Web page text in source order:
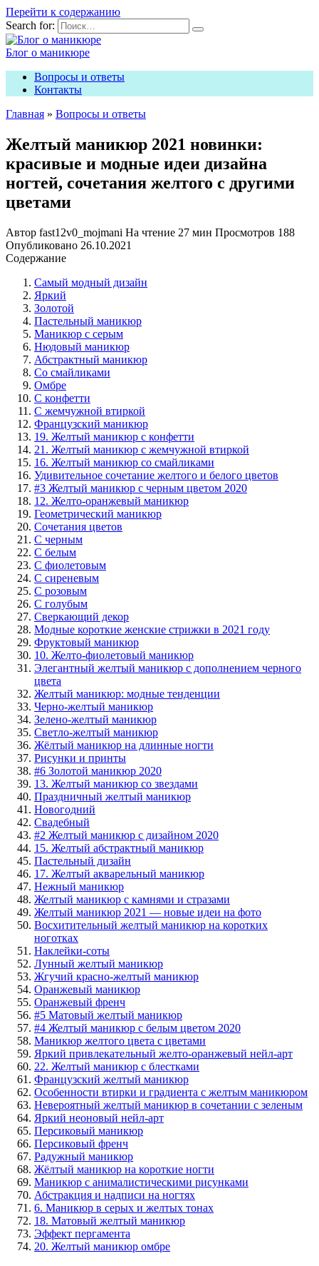
Перейти к содержанию
Search for:
Блог о маникюре
Вопросы и ответы
Контакты
Главная » Вопросы и ответы
Желтый маникюр 2021 новинки:
красивые и модные идеи дизайна
ногтей, сочетания желтого с другими
цветами
Автор fast12v0_mojmani На чтение 27 мин Просмотров 188
Опубликовано 26.10.2021
Содержание
Самый модный дизайн
Яркий
Золотой
Пастельный маникюр
Маникюр с серым
Нюдовый маникюр
Абстрактный маникюр
Со смайликами
Омбре
С конфетти
С жемчужной втиркой
Французский маникюр
19. Желтый маникюр с конфетти
21. Желтый маникюр с жемчужной втиркой
16. Желтый маникюр со смайликами
Удивительное сочетание желтого и белого цветов
#3 Желтый маникюр с черным цветом 2020
12. Желто-оранжевый маникюр
Геометрический маникюр
Сочетания цветов
С черным
С белым
С фиолетовым
С сиреневым
С розовым
С голубым
Сверкающий декор
Модные короткие женские стрижки в 2021 году
Фруктовый маникюр
10. Желто-фиолетовый маникюр
Элегантный желтый маникюр с дополнением черного
цвета
Желтый маникюр: модные тенденции
Черно-желтый маникюр
Зелено-желтый маникюр
Светло-желтый маникюр
Жёлтый маникюр на длинные ногти
Рисунки и принты
#6 Золотой маникюр 2020
13. Желтый маникюр со звездами
Праздничный желтый маникюр
Новогодний
Свадебный
#2 Желтый маникюр с дизайном 2020
15. Желтый абстрактный маникюр
Пастельный дизайн
17. Желтый акварельный маникюр
Нежный маникюр
Желтый маникюр с камнями и стразами
Желтый маникюр 2021 — новые идеи на фото
Восхитительный желтый маникюр на коротких
ноготках
Наклейки-соты
Лунный желтый маникюр
Жгучий красно-желтый маникюр
Оранжевый маникюр
Оранжевый френч
#5 Матовый желтый маникюр
#4 Желтый маникюр с белым цветом 2020
Маникюр желтого цвета с цветами
Яркий привлекательный желто-оранжевый нейл-арт
22. Желтый маникюр с блестками
Французский желтый маникюр
Особенности втирки и градиента с желтым маникюром
Невероятный желтый маникюр в сочетании с зеленым
Яркий неоновый нейл-арт
Персиковый маникюр
Персиковый френч
Радужный маникюр
Жёлтый маникюр на короткие ногти
Маникюр с анималистическими рисунками
Абстракция и надписи на ногтях
6. Маникюр в серых и желтых тонах
18. Матовый желтый маникюр
Эффект пергамента
20. Желтый маникюр омбре